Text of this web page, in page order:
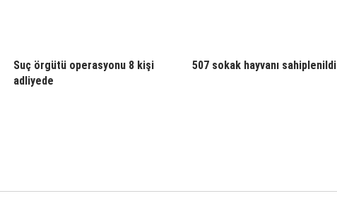
Suç örgütü operasyonu 8 kişi
adliyede
507 sokak hayvanı sahiplenildi